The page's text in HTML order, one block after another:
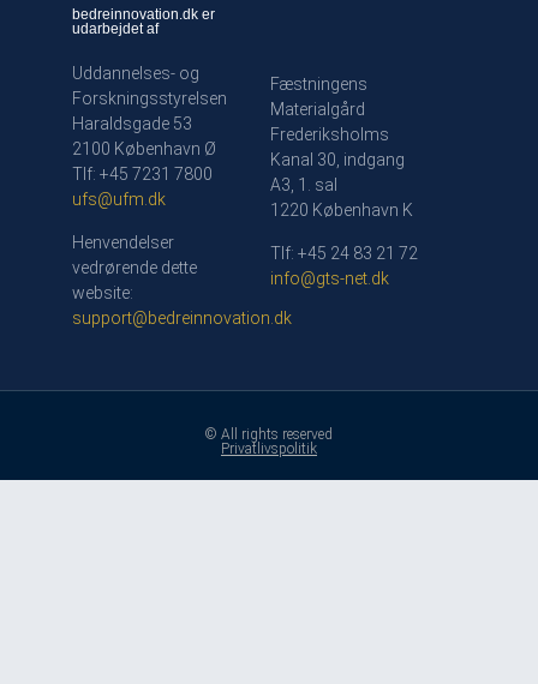
bedreinnovation.dk er
udarbejdet af
Uddannelses- og
Forskningsstyrelsen
Haraldsgade 53
2100 København Ø
Tlf: +45 7231 7800
ufs@ufm.dk
Henvendelser
vedrørende dette
website:
support@bedreinnovation.dk
Fæstningens
Materialgård
Frederiksholms
Kanal 30, indgang
A3, 1. sal
1220 København K
Tlf: +45 24 83 21 72
info@gts-net.dk
© All rights reserved
Privatlivspolitik